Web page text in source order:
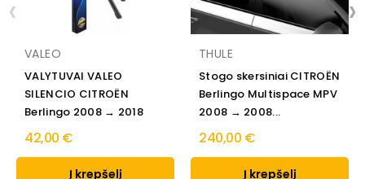
VALEO
VALYTUVAI VALEO
SILENCIO CITROËN
Berlingo 2008 → 2018
42,00 €
Į krepšelį
THULE
Stogo skersiniai CITROËN
Berlingo Multispace MPV
2008 → 2008...
240,00 €
Į krepšelį
‹ ›